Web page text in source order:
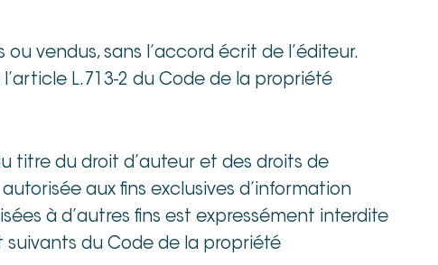
vendus, sans l’accord écrit de l’éditeur.
L.713-2 du Code de la propriété
titre du droit d’auteur et des droits de
aux fins exclusives d’information
à d’autres fins est expressément interdite
du Code de la propriété